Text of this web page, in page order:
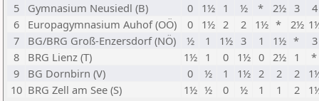
5
Gymnasium Neusiedl (B) 0 1½ 1 ½ * 2½ 3
4
6
Europagymnasium Auhof (OÖ) 0 1½ 2 2 1½ * 2½
7
BG/BRG Groß-Enzersdorf (NÖ) ½ 1 1½ 3 1 1½ *
3
8
BRG Lienz (T) 1½ 1 0 1½ 0 2½ 1
*
9
BG Dornbirn (V) 0 ½ 1 1½ 2 2 2
10 BRG Zell am See (S) 1½ ½ 0 ½ 1 1 2